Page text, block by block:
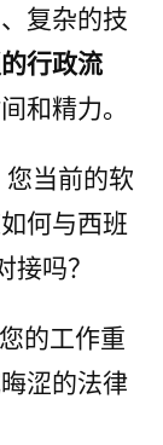
复杂的技
行政流
和精力。
您当前的软
何与西班
吗？
的工作重
涩的法律